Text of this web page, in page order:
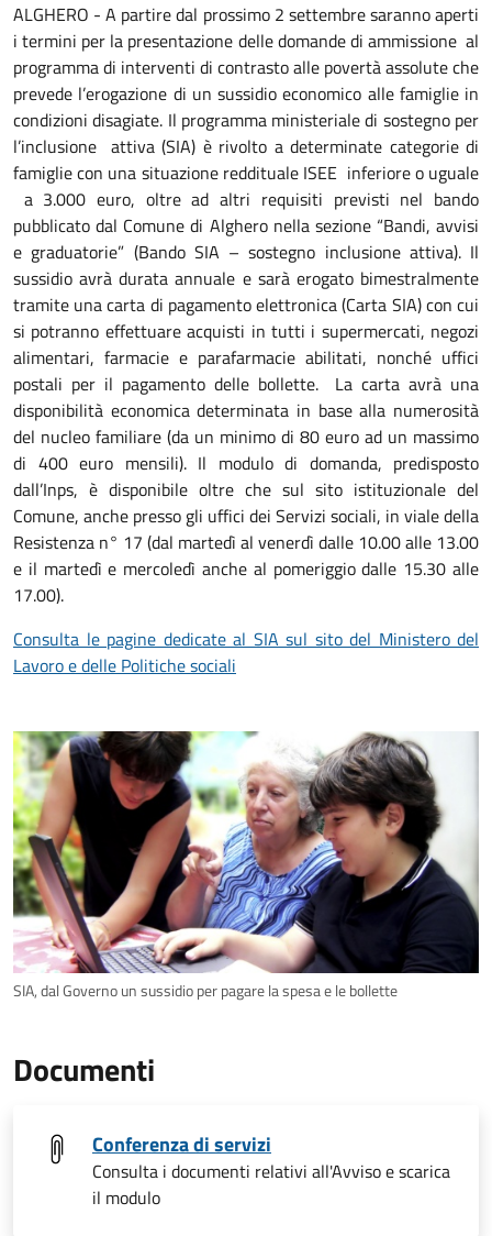
ALGHERO - A partire dal prossimo 2 settembre saranno aperti
i termini per la presentazione delle domande di ammissione al
programma di interventi di contrasto alle povertà assolute che
prevede l’erogazione di un sussidio economico alle famiglie in
condizioni disagiate. Il programma ministeriale di sostegno per
l’inclusione attiva (SIA) è rivolto a determinate categorie di
famiglie con una situazione reddituale ISEE inferiore o uguale
a 3.000 euro, oltre ad altri requisiti previsti nel bando
pubblicato dal Comune di Alghero nella sezione “Bandi, avvisi
e graduatorie” (Bando SIA – sostegno inclusione attiva). Il
sussidio avrà durata annuale e sarà erogato bimestralmente
tramite una carta di pagamento elettronica (Carta SIA) con cui
si potranno effettuare acquisti in tutti i supermercati, negozi
alimentari, farmacie e parafarmacie abilitati, nonché uffici
postali per il pagamento delle bollette. La carta avrà una
disponibilità economica determinata in base alla numerosità
del nucleo familiare (da un minimo di 80 euro ad un massimo
di 400 euro mensili). Il modulo di domanda, predisposto
dall’Inps, è disponibile oltre che sul sito istituzionale del
Comune, anche presso gli uffici dei Servizi sociali, in viale della
Resistenza n° 17 (dal martedì al venerdì dalle 10.00 alle 13.00
e il martedì e mercoledì anche al pomeriggio dalle 15.30 alle
17.00).
Consulta le pagine dedicate al SIA sul sito del Ministero del
Lavoro e delle Politiche sociali
SIA, dal Governo un sussidio per pagare la spesa e le bollette
Documenti
Conferenza di servizi
Consulta i documenti relativi all'Avviso e scarica
il modulo